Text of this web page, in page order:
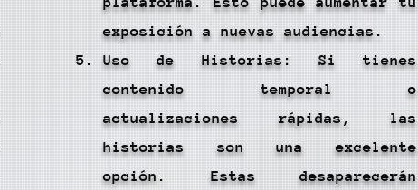
exposición a nuevas audiencias.
Uso de Historias: Si tienes
contenido temporal o
actualizaciones rápidas, las
historias son una excelente
opción. Estas desaparecerán